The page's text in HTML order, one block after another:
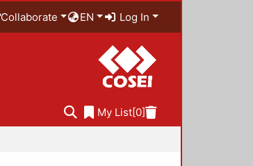
Collaborate EN Log In
My List[0]